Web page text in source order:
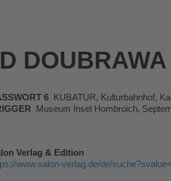
DOUBRAWA
6 KUBATUR, Kulturbahnhof,
Museum Insel Hombroich,
Verlag & Edition
www.salon-verlag.de/de/